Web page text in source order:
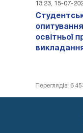
13:23, 15-07-
освітньої
Переглядів: 6